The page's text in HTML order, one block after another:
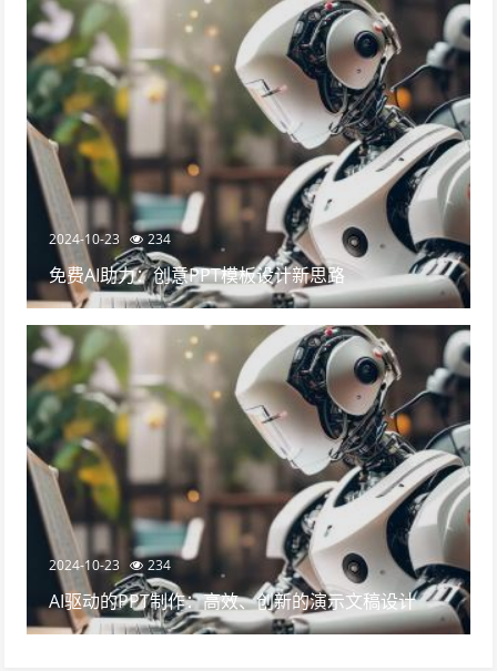
2024-10-23 234
免费AI助力：创意PPT模板设计新思路
2024-10-23 234
AI驱动的PPT制作：高效、创新的演示文稿设计